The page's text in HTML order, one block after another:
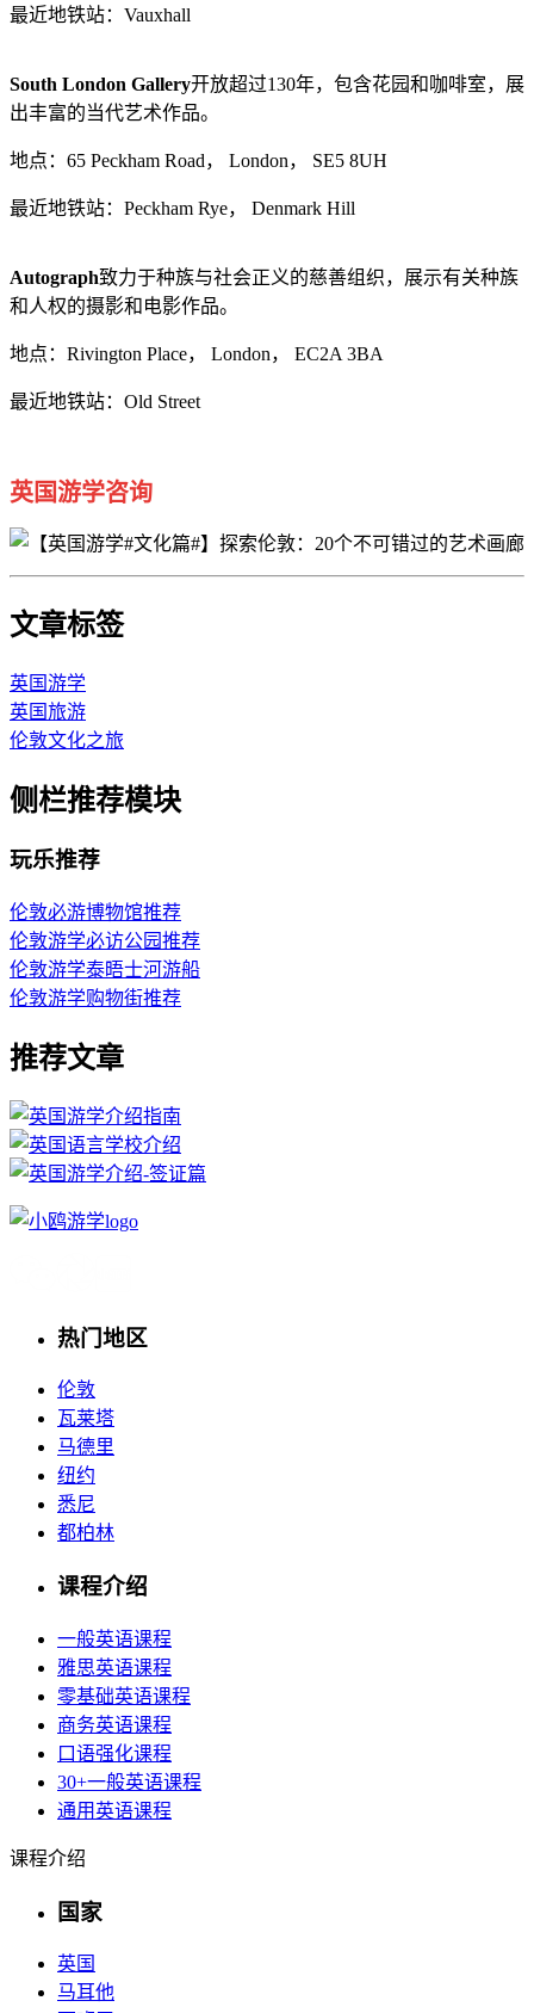
最近地铁站：Vauxhall
South London Gallery开放超过130年，包含花园和咖啡室，展
出丰富的当代艺术作品。
地点：65 Peckham Road， London， SE5 8UH
最近地铁站：Peckham Rye， Denmark Hill
Autograph致力于种族与社会正义的慈善组织，展示有关种族
和人权的摄影和电影作品。
地点：Rivington Place， London， EC2A 3BA
最近地铁站：Old Street
英国游学咨询
文章标签
英国游学
英国旅游
伦敦文化之旅
侧栏推荐模块
玩乐推荐
伦敦必游博物馆推荐
伦敦游学必访公园推荐
伦敦游学泰晤士河游船
伦敦游学购物街推荐
推荐文章
热门地区
伦敦
瓦莱塔
马德里
纽约
悉尼
都柏林
课程介绍
一般英语课程
雅思英语课程
零基础英语课程
商务英语课程
口语强化课程
30+一般英语课程
通用英语课程
课程介绍
国家
英国
马耳他